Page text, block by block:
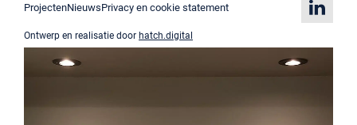
ProjectenNieuwsPrivacy en cookie statement
Ontwerp en realisatie door hatch.digital